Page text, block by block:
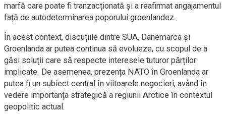
marfă care poate fi tranzacționată și a reafirmat angajamentul
față de autodeterminarea poporului groenlandez.
În acest context, discuțiile dintre SUA, Danemarca și
Groenlanda ar putea continua să evolueze, cu scopul de a
găsi soluții care să respecte interesele tuturor părților
implicate. De asemenea, prezența NATO în Groenlanda ar
putea fi un subiect central în viitoarele negocieri, având în
vedere importanța strategică a regiunii Arctice în contextul
geopolitic actual.